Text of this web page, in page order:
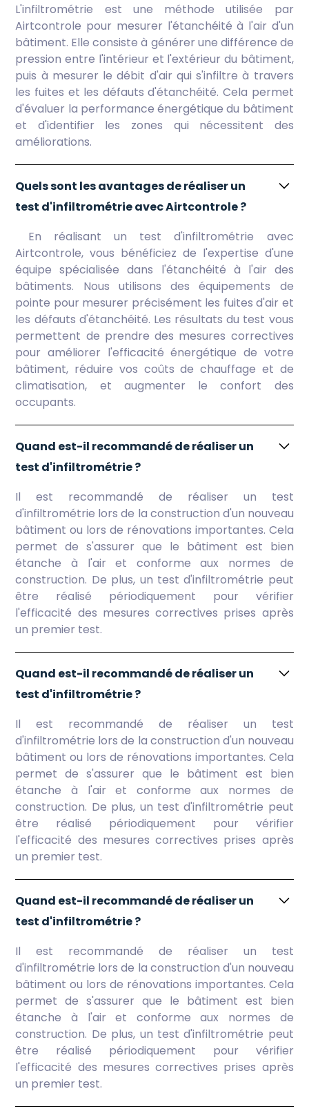
L'infiltrométrie est une méthode utilisée par
Airtcontrole pour mesurer l'étanchéité à l'air d'un
bâtiment. Elle consiste à générer une différence de
pression entre l'intérieur et l'extérieur du bâtiment,
puis à mesurer le débit d'air qui s'infiltre à travers
les fuites et les défauts d'étanchéité. Cela permet
d'évaluer la performance énergétique du bâtiment
et d'identifier les zones qui nécessitent des
améliorations.
Quels sont les avantages de réaliser un
test d'infiltrométrie avec Airtcontrole ?
En réalisant un test d'infiltrométrie avec
Airtcontrole, vous bénéficiez de l'expertise d'une
équipe spécialisée dans l'étanchéité à l'air des
bâtiments. Nous utilisons des équipements de
pointe pour mesurer précisément les fuites d'air et
les défauts d'étanchéité. Les résultats du test vous
permettent de prendre des mesures correctives
pour améliorer l'efficacité énergétique de votre
bâtiment, réduire vos coûts de chauffage et de
climatisation, et augmenter le confort des
occupants.
Quand est-il recommandé de réaliser un
test d'infiltrométrie ?
Il est recommandé de réaliser un test
d'infiltrométrie lors de la construction d'un nouveau
bâtiment ou lors de rénovations importantes. Cela
permet de s'assurer que le bâtiment est bien
étanche à l'air et conforme aux normes de
construction. De plus, un test d'infiltrométrie peut
être réalisé périodiquement pour vérifier
l'efficacité des mesures correctives prises après
un premier test.
Quand est-il recommandé de réaliser un
test d'infiltrométrie ?
Il est recommandé de réaliser un test
d'infiltrométrie lors de la construction d'un nouveau
bâtiment ou lors de rénovations importantes. Cela
permet de s'assurer que le bâtiment est bien
étanche à l'air et conforme aux normes de
construction. De plus, un test d'infiltrométrie peut
être réalisé périodiquement pour vérifier
l'efficacité des mesures correctives prises après
un premier test.
Quand est-il recommandé de réaliser un
test d'infiltrométrie ?
Il est recommandé de réaliser un test
d'infiltrométrie lors de la construction d'un nouveau
bâtiment ou lors de rénovations importantes. Cela
permet de s'assurer que le bâtiment est bien
étanche à l'air et conforme aux normes de
construction. De plus, un test d'infiltrométrie peut
être réalisé périodiquement pour vérifier
l'efficacité des mesures correctives prises après
un premier test.